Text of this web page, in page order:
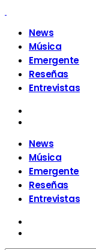
News
Música
Emergente
Reseñas
Entrevistas
News
Música
Emergente
Reseñas
Entrevistas